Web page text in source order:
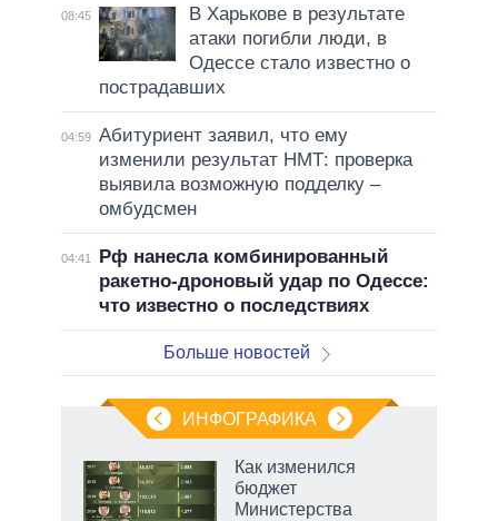
08:45
В Харькове в результате
атаки погибли люди, в
Одессе стало известно о
пострадавших
04:59 Абитуриент заявил, что ему
изменили результат НМТ: проверка
выявила возможную подделку –
омбудсмен
04:41
Рф нанесла комбинированный
ракетно-дроновый удар по Одессе:
что известно о последствиях
Больше новостей
ИНФОГРАФИКА
Как изменился
бюджет
Министерства